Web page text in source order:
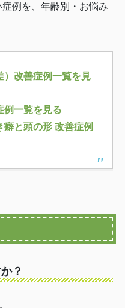
例を、年齢別・お悩み
）改善症例一覧を見
例一覧を見る
と頭の形 改善症例
？